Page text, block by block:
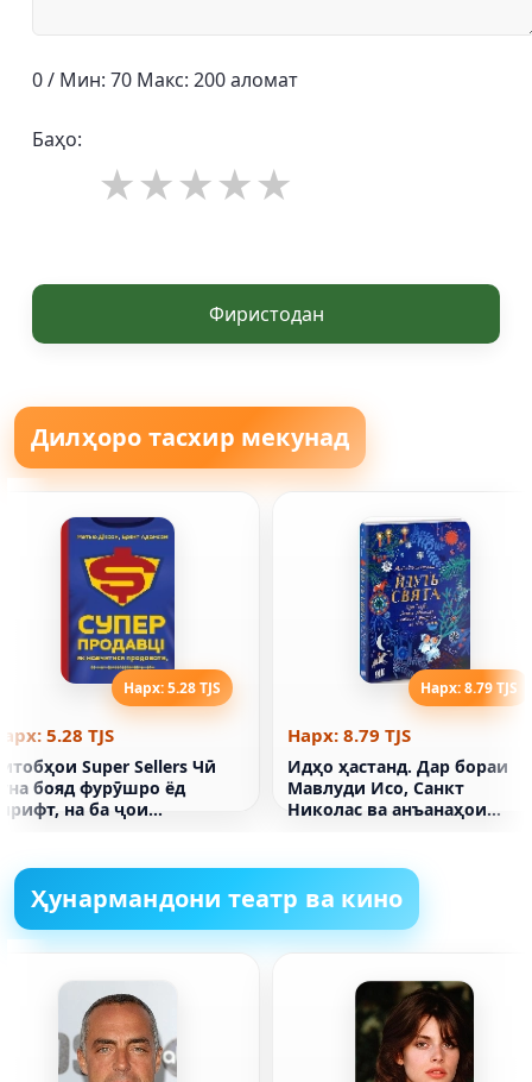
0 / Мин: 70 Макс: 200 аломат
Баҳо:
Фиристодан
Дилҳоро тасхир мекунад
Нарх: 5.28 TJS
5.28 TJS
Super Sellers Чӣ
бояд фурӯшро ёд
на ба ҷои
Нарх: 8.79 TJS
Нарх: 8.79 TJS
Идҳо ҳастанд. Дар бораи
Мавлуди Исо, Санкт
Николас ва анъанаҳои
Ҳунармандони театр ва кино